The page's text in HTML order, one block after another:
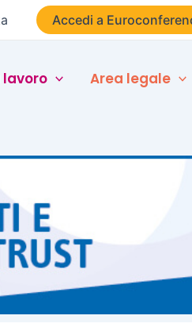
Accedi a
lavoro Area legale